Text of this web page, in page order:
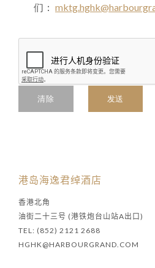
们：
清除 发送
港岛海逸君绰酒店
香港北角
油街二十三号 (港铁炮台山站A出口)
TEL: (852) 2121 2688
HGHK@HARBOURGRAND.COM